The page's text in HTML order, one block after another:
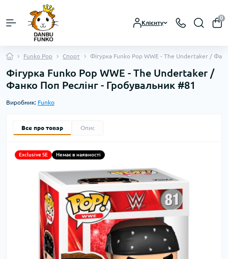
Клієнту
0
Funko Pop Спорт Фігурка Funko Pop WWE - The Undertaker /
Фігурка Funko Pop WWE - The Undertaker /
Фанко Поп Реслінг - Гробувальник #81
Виробник: Funko
Все про товар Опис
Exclusive SE Немає в наявності